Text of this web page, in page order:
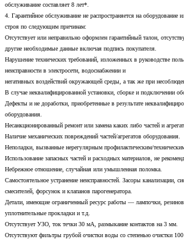
обслуживание составляет 8 лет*.
4. Гарантийное обслуживание не распространяется на
строя по следующим причинам:
Отсутствует или неправильно оформлен гарантийный талон,
другие необходимые данные включая подпись покупателя.
Нарушение технических требований, изложенных в руководстве
неисправности в электросети, водоснабжении и
негативных воздействий окружающей среды, а так же при
В случае неквалифицированной установки, сборке и подключении
Дефекты и не доработки, приобретенные в результате
оборудования.
Несанкционированный ремонт или замена каких либо частей и
Наличие механических повреждений частей/агрегатов оборудования.
Неполадки, вызванные нерегулярным профилактическим/
Использование запасных частей и расходных материалов, не
Небрежное отношение, случайная или умышленная поломка.
Самостоятельное устранение неисправностей. Засоры канализации,
смесителей, форсунок и клапанов парогенератора.
Детали, имеющие ограниченный ресурс работы — лампочки,
уплотнительные прокладки и т.д.
Отсутствует УЗО, ток течки 30 мА, размыкание контактов на 3 мм.
Отсутствуют фильтры грубой очистки воды со степенью очистки